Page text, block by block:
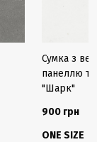
Сумка з
панеллю та
"Шарк"
900 грн
ONE SIZE